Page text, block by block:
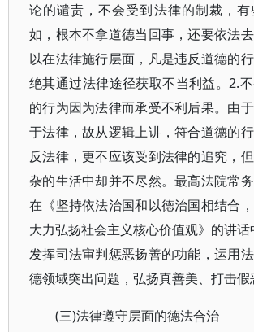
论的谴责，不会受到法律的制裁，
如，根本不拿道德当回事，还要依法
以在法律施行层面，凡是违反道德的
绝其通过法律途径获取不当利益。2.
的行为因为法律而承受不利后果。由
于法律，故从逻辑上讲，符合道德的
反法律，更不应该受到法律的追究，
杂的生活中却并不尽然。最高法院常
在《坚持依法治国和以德治国相结合
大力弘扬社会主义核心价值观》的讲话
发挥司法审判惩恶扬善的功能，运用
德领域突出问题，弘扬真善美、打击假
(三)法律遵守层面的德法合治